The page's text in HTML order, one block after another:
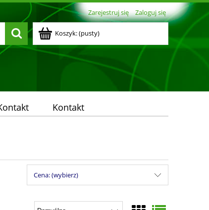
Zarejestruj się Zaloguj się
Koszyk:(pusty)
Kontakt
Cena: (wybierz)